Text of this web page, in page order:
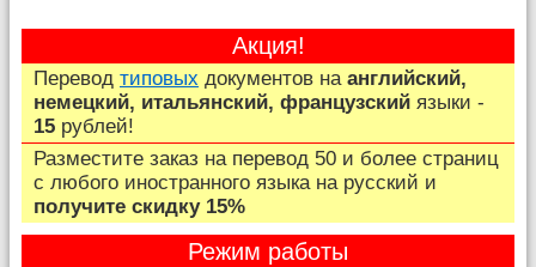
Акция!
Перевод типовых документов на английский,
немецкий, итальянский, французский языки -
15 рублей!
Разместите заказ на перевод 50 и более страниц
c любого иностранного языка на русский и
получите скидку 15%
Режим работы